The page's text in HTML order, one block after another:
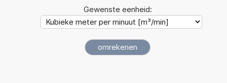
Gewenste eenheid: